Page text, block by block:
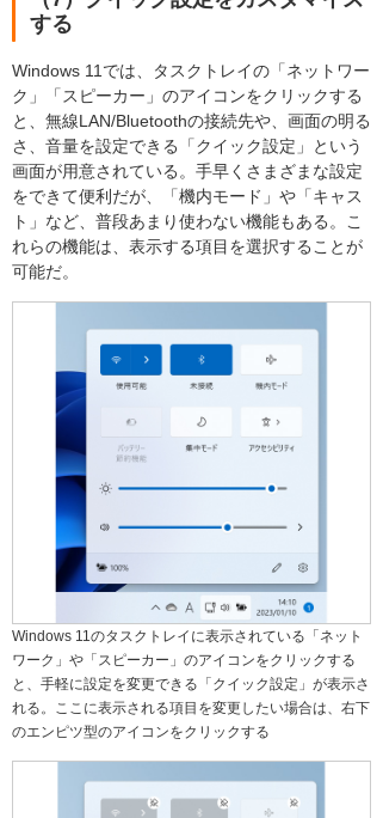
する
Windows 11では、タスクトレイの「ネットワー
ク」「スピーカー」のアイコンをクリックする
と、無線LAN/Bluetoothの接続先や、画面の明る
さ、音量を設定できる「クイック設定」という
画面が用意されている。手早くさまざまな設定
をできて便利だが、「機内モード」や「キャス
ト」など、普段あまり使わない機能もある。こ
れらの機能は、表示する項目を選択することが
可能だ。
Windows 11のタスクトレイに表示されている「ネット
ワーク」や「スピーカー」のアイコンをクリックする
と、手軽に設定を変更できる「クイック設定」が表示さ
れる。ここに表示される項目を変更したい場合は、右下
のエンピツ型のアイコンをクリックする